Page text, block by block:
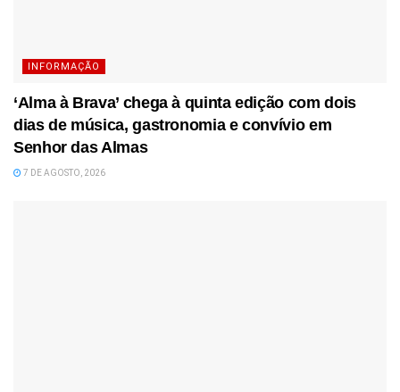
INFORMAÇÃO
‘Alma à Brava’ chega à quinta edição com dois
dias de música, gastronomia e convívio em
Senhor das Almas
7 DE AGOSTO, 2026